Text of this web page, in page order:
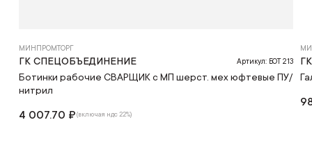
МИНПРОМТОРГ
ГК СПЕЦОБЪЕДИНЕНИЕ Артикул: БОТ 213
Ботинки рабочие СВАРЩИК с МП шерст. мех юфтевые ПУ/
нитрил
4 007.70 ₽(включая ндс 22%)